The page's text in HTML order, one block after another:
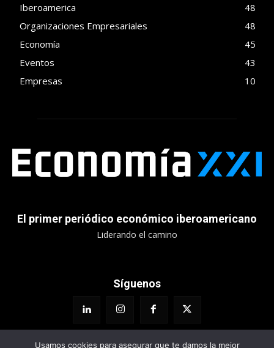
Iberoamerica
48
Organizaciones Empresariales
48
Economía
45
Eventos
43
Empresas
10
El primer periódico económico iberoamericano
Liderando el camino
Síguenos
Usamos cookies para asegurar que te damos la mejor